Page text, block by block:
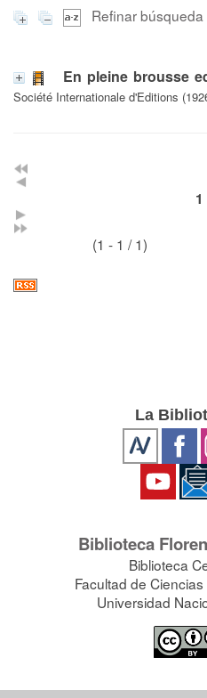
Refinar búsqueda
En pleine brousse
Société Internationale d'Editions
1
(1 - 1 / 1)
La
Biblioteca
Biblioteca
Facultad de
Universidad